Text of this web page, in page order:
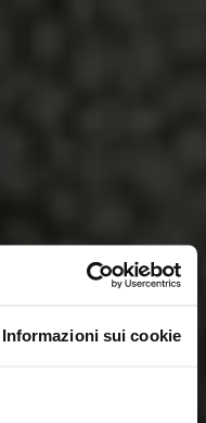
Informazioni sui cookie